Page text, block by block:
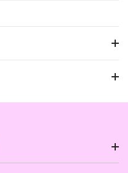
nevēlaties paturēt.